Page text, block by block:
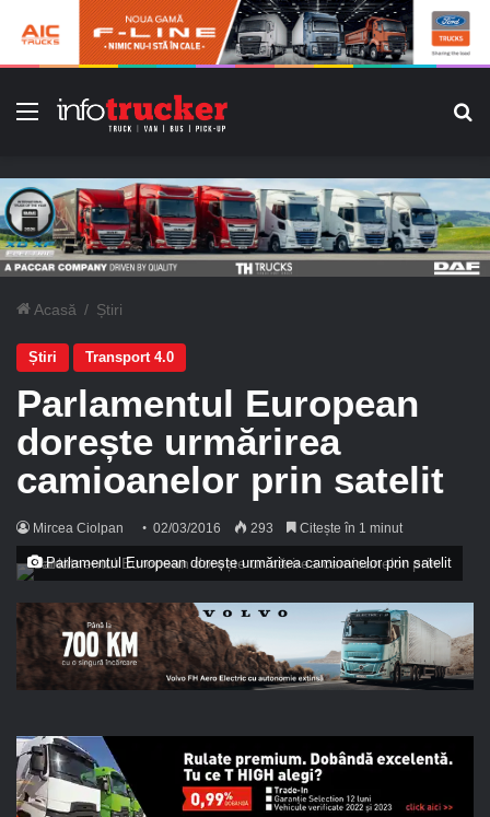
Meniu
Acasă / Știri
Știri Transport 4.0
Parlamentul European
dorește urmărirea
camioanelor prin satelit
Mircea Ciolpan 02/03/2016 293 Citește în 1 minut
Parlamentul European dorește urmărirea camioanelor prin satelit